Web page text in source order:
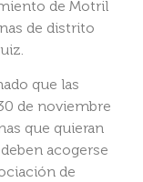
de Motril
de distrito
que las
de noviembre
que quieran
acogerse
de